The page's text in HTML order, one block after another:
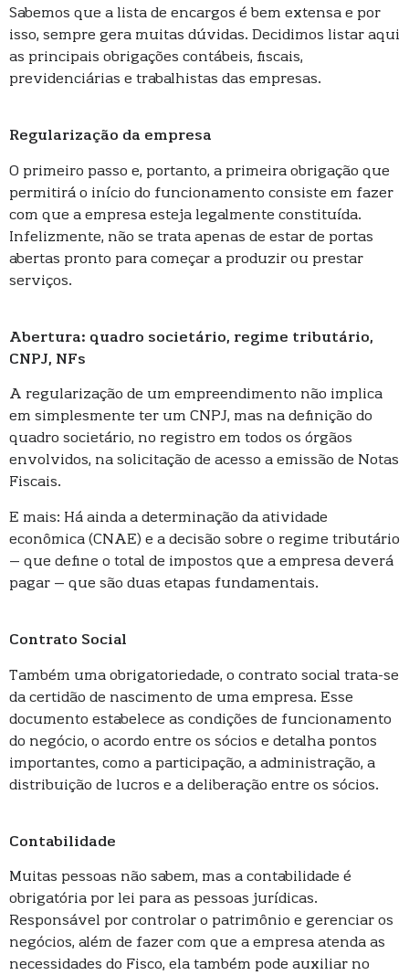
Sabemos que a lista de encargos é bem extensa e por
isso, sempre gera muitas dúvidas. Decidimos listar aqui
as principais obrigações contábeis, fiscais,
previdenciárias e trabalhistas das empresas.
Regularização da empresa
O primeiro passo e, portanto, a primeira obrigação que
permitirá o início do funcionamento consiste em fazer
com que a empresa esteja legalmente constituída.
Infelizmente, não se trata apenas de estar de portas
abertas pronto para começar a produzir ou prestar
serviços.
Abertura: quadro societário, regime tributário,
CNPJ, NFs
A regularização de um empreendimento não implica
em simplesmente ter um CNPJ, mas na definição do
quadro societário, no registro em todos os órgãos
envolvidos, na solicitação de acesso a emissão de Notas
Fiscais.
E mais: Há ainda a determinação da atividade
econômica (CNAE) e a decisão sobre o regime tributário
– que define o total de impostos que a empresa deverá
pagar – que são duas etapas fundamentais.
Contrato Social
Também uma obrigatoriedade, o contrato social trata-se
da certidão de nascimento de uma empresa. Esse
documento estabelece as condições de funcionamento
do negócio, o acordo entre os sócios e detalha pontos
importantes, como a participação, a administração, a
distribuição de lucros e a deliberação entre os sócios.
Contabilidade
Muitas pessoas não sabem, mas a contabilidade é
obrigatória por lei para as pessoas jurídicas.
Responsável por controlar o patrimônio e gerenciar os
negócios, além de fazer com que a empresa atenda as
necessidades do Fisco, ela também pode auxiliar no